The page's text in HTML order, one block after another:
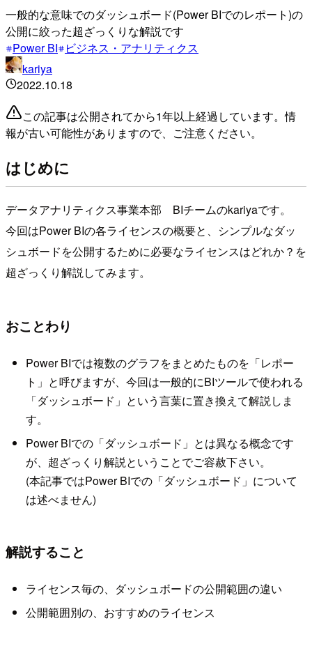
一般的な意味でのダッシュボード(Power BIでのレポート)の
公開に絞った超ざっくりな解説です
Power BI
ビジネス・アナリティクス
kariya
2022.10.18
この記事は公開されてから1年以上経過しています。情
報が古い可能性がありますので、ご注意ください。
はじめに
データアナリティクス事業本部 BIチームのkariyaです。
今回はPower BIの各ライセンスの概要と、シンプルなダッ
シュボードを公開するために必要なライセンスはどれか？を
超ざっくり解説してみます。
おことわり
Power BIでは複数のグラフをまとめたものを「レポー
ト」と呼びますが、今回は一般的にBIツールで使われる
「ダッシュボード」という言葉に置き換えて解説しま
す。
Power BIでの「ダッシュボード」とは異なる概念です
が、超ざっくり解説ということでご容赦下さい。
(本記事ではPower BIでの「ダッシュボード」について
は述べません)
解説すること
ライセンス毎の、ダッシュボードの公開範囲の違い
公開範囲別の、おすすめのライセンス